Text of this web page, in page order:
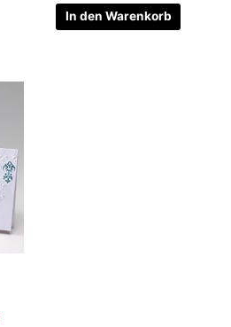
In den Warenkorb